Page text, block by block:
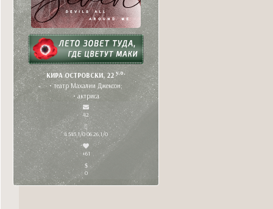
КИРА ОСТРОВСКИ, 22y.o.
• театр Махалии Джексон;
• актриса
42
4 545,1/0 06.26,1/0
+61
0